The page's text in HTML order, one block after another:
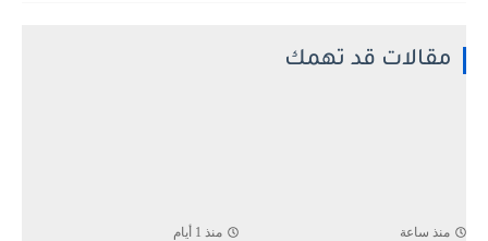
مقالات قد تهمك
منذ ساعة منذ 1 أيام